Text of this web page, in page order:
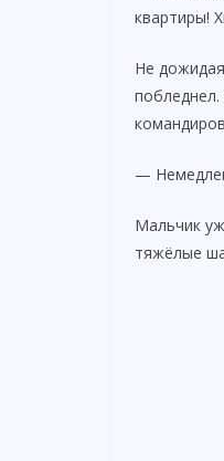
квартиры!
Не
—
Мальчик
тяжёлые